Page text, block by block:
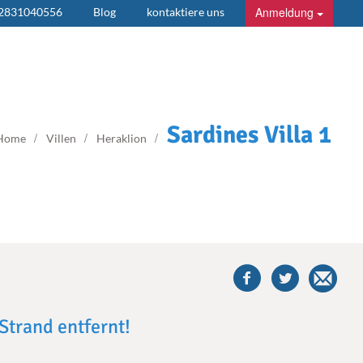
Blog kontaktiere uns Anmeldung
Villen Heraklion Sardines Villa 1
this
villa
entfernt!